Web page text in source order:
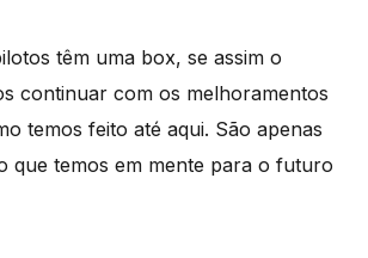
têm uma box, se assim o
continuar com os melhoramentos
temos feito até aqui. São apenas
que temos em mente para o futuro